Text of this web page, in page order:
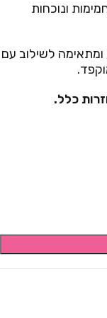
ונוכחות
ומתאימה לשילוב עם
כלל.